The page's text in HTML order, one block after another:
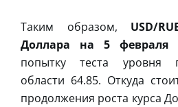
Таким образом, USD/
Доллара на 5 февраля
попытку теста уровня
области 64.85. Откуда
продолжения роста курса